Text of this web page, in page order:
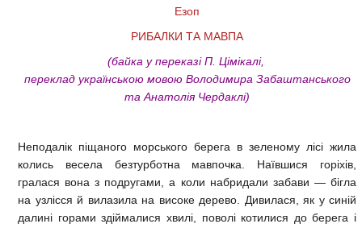
Езоп
РИБАЛКИ ТА МАВПА
(байка у переказі П. Цімікалі,
переклад українською мовою Володимира Забаштанського
та Анатолія Чердаклі)
Неподалік піщаного морського берега в зеленому лісі жила
колись весела безтурботна мавпочка. Наївшися горіхів,
гралася вона з подругами, а коли набридали забави — бігла
на узлісся й вилазила на високе дерево. Дивилася, як у синій
далині горами здіймалися хвилі, поволі котилися до берега і